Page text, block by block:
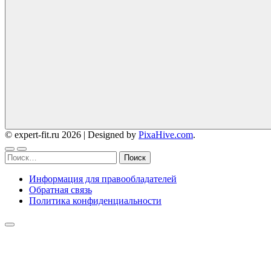
© expert-fit.ru 2026 | Designed by PixaHive.com.
Найти:
Информация для правообладателей
Обратная связь
Политика конфиденциальности